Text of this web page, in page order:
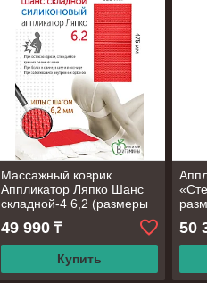
Массажный коврик
Аппликатор Ляпко Шанс
складной-4 6,2 (размеры
235х475)
49 990₸
Купить
50